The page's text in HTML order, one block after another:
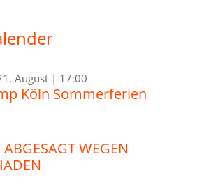
August | 17:00
Köln Sommerferien
WEGEN